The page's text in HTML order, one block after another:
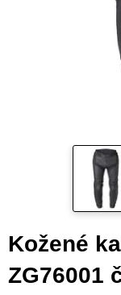
Kožené
ZG76001